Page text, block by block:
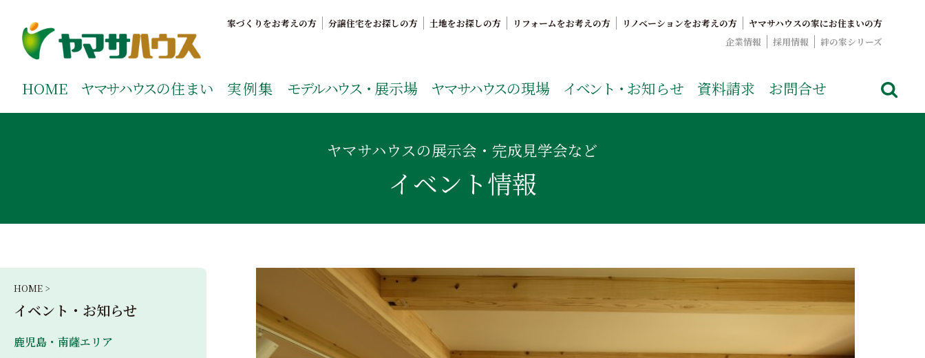
ご覧ください。
家づくりをお考えの方 分譲住宅をお探しの方 土地をお探しの方 リフォームをお考えの方 リノベーションをお考えの方
ヤマサハウスの家にお住まいの方
企業情報
採用情報 絆の家シリーズ
HOME ヤマサハウスの住まい 実例集 モデルハウス・ 展示場 ヤマサハウスの現場 イベント・ お知らせ 資料請求 お問合せ
ヤマサハウスの展示会・完成見学会など
イベント情報
HOME >
イベント・お知らせ
鹿児島・南薩エリア